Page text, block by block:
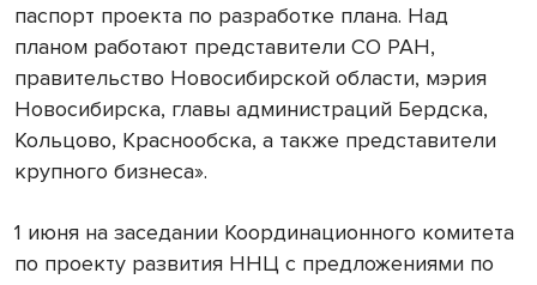
паспорт проекта по разработке плана. Над
планом работают представители СО РАН,
правительство Новосибирской области, мэрия
Новосибирска, главы администраций Бердска,
Кольцово, Краснообска, а также представители
крупного бизнеса».
1 июня на заседании Координационного комитета
по проекту развития ННЦ с предложениями по